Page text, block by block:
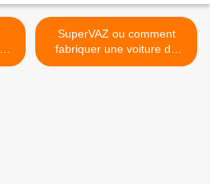
SuperVAZ ou comment
fabriquer une voiture de
sport avec une Kopeïka. >